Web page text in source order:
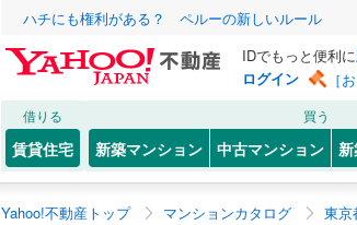
ハチにも権利がある？ ペルーの新しいルール
IDでもっと便利に
ログイン
［
借りる
賃貸住宅
買う
新築マンション 中古マンション
Yahoo!不動産トップ マンションカタログ 東京